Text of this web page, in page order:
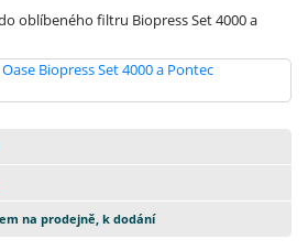
oblíbeného filtru Biopress Set 4000 a
na prodejně, k dodání